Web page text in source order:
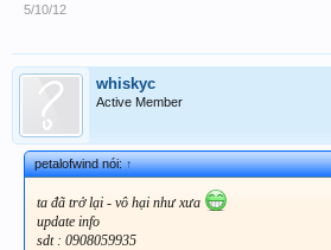
5/10/12
whiskyc
Active Member
petalofwind nói:↑
ta đã trở lại - vô hại như xưa
update info
sdt : 0908059935